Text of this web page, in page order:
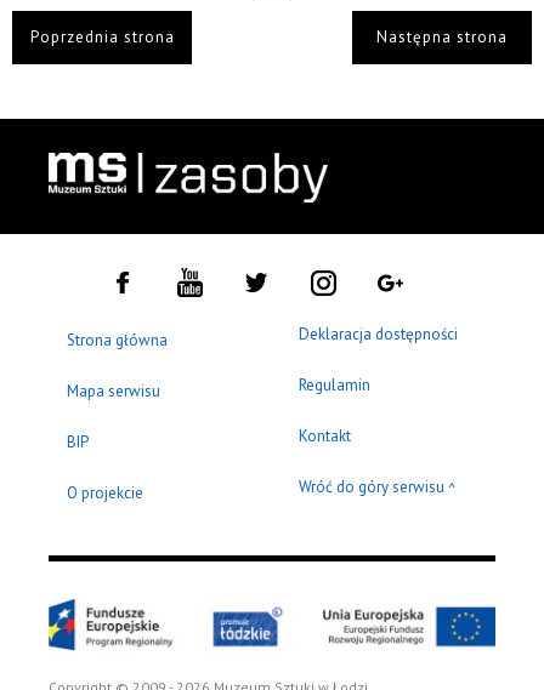
Poprzednia strona Następna strona
Strona główna
Mapa serwisu
BIP
O projekcie
Deklaracja dostępności
Regulamin
Kontakt
Wróć do góry serwisu ^